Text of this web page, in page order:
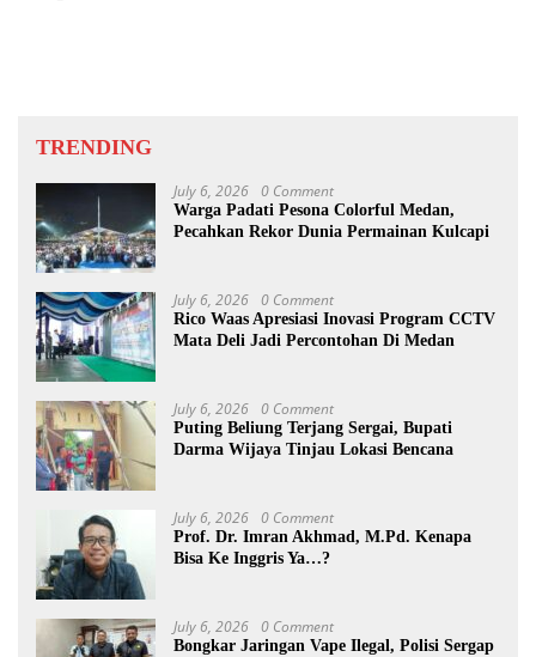
TRENDING
July 6, 2026 0 Comment
Warga Padati Pesona Colorful Medan,
Pecahkan Rekor Dunia Permainan Kulcapi
July 6, 2026 0 Comment
Rico Waas Apresiasi Inovasi Program CCTV
Mata Deli Jadi Percontohan Di Medan
July 6, 2026 0 Comment
Puting Beliung Terjang Sergai, Bupati
Darma Wijaya Tinjau Lokasi Bencana
July 6, 2026 0 Comment
Prof. Dr. Imran Akhmad, M.Pd. Kenapa
Bisa Ke Inggris Ya…?
July 6, 2026 0 Comment
Bongkar Jaringan Vape Ilegal, Polisi Sergap